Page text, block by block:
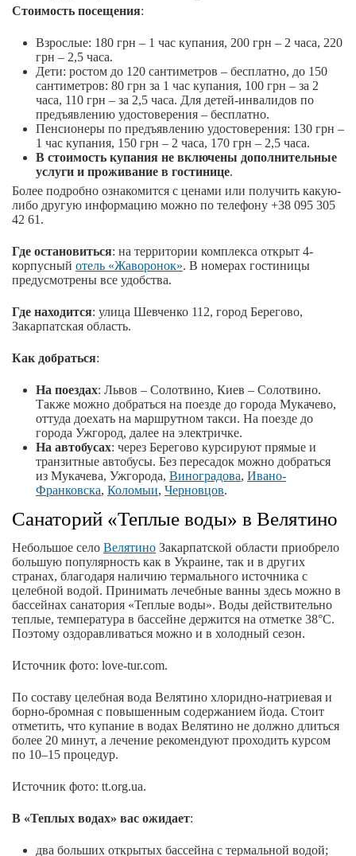
Стоимость посещения:
Взрослые: 180 грн – 1 час купания, 200 грн – 2 часа, 220
грн – 2,5 часа.
Дети: ростом до 120 сантиметров – бесплатно, до 150
сантиметров: 80 грн за 1 час купания, 100 грн – за 2
часа, 110 грн – за 2,5 часа. Для детей-инвалидов по
предъявлению удостоверения – бесплатно.
Пенсионеры по предъявлению удостоверения: 130 грн –
1 час купания, 150 грн – 2 часа, 170 грн – 2,5 часа.
В стоимость купания не включены дополнительные
услуги и проживание в гостинице.
Более подробно ознакомится с ценами или получить какую-
либо другую информацию можно по телефону +38 095 305
42 61.
Где остановиться: на территории комплекса открыт 4-
корпусный отель «Жаворонок». В номерах гостиницы
предусмотрены все удобства.
Где находится: улица Шевченко 112, город Берегово,
Закарпатская область.
Как добраться:
На поездах: Львов – Солотвино, Киев – Солотвино.
Также можно добраться на поезде до города Мукачево,
оттуда доехать на маршрутном такси. На поезде до
города Ужгород, далее на электричке.
На автобусах: через Берегово курсируют прямые и
транзитные автобусы. Без пересадок можно добраться
из Мукачева, Ужгорода, Виноградова, Ивано-
Франковска, Коломыи, Черновцов.
Санаторий «Теплые воды» в Велятино
Небольшое село Велятино Закарпатской области приобрело
большую популярность как в Украине, так и в других
странах, благодаря наличию термального источника с
целебной водой. Принимать лечебные ванны здесь можно в
бассейнах санатория «Теплые воды». Воды действительно
теплые, температура в бассейне держится на отметке 38°С.
Поэтому оздоравливаться можно и в холодный сезон.
Источник фото: love-tur.com.
По составу целебная вода Велятино хлоридно-натриевая и
борно-бромная с повышенным содержанием йода. Стоит
отметить, что купание в водах Велятино не должно длиться
более 20 минут, а лечение рекомендуют проходить курсом
по 10–15 процедур.
Источник фото: tt.org.ua.
В «Теплых водах» вас ожидает:
два больших открытых бассейна с термальной водой;